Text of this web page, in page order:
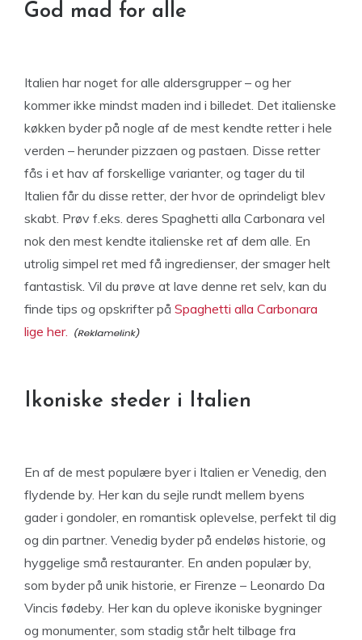
God mad for alle
Italien har noget for alle aldersgrupper – og her
kommer ikke mindst maden ind i billedet. Det italienske
køkken byder på nogle af de mest kendte retter i hele
verden – herunder pizzaen og pastaen. Disse retter
fås i et hav af forskellige varianter, og tager du til
Italien får du disse retter, der hvor de oprindeligt blev
skabt. Prøv f.eks. deres Spaghetti alla Carbonara vel
nok den mest kendte italienske ret af dem alle. En
utrolig simpel ret med få ingredienser, der smager helt
fantastisk. Vil du prøve at lave denne ret selv, kan du
finde tips og opskrifter på Spaghetti alla Carbonara
lige her.
Ikoniske steder i Italien
En af de mest populære byer i Italien er Venedig, den
flydende by. Her kan du sejle rundt mellem byens
gader i gondoler, en romantisk oplevelse, perfekt til dig
og din partner. Venedig byder på endeløs historie, og
hyggelige små restauranter. En anden populær by,
som byder på unik historie, er Firenze – Leonardo Da
Vincis fødeby. Her kan du opleve ikoniske bygninger
og monumenter, som stadig står helt tilbage fra